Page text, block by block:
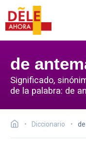
de
Significado,
de la palabra: de
Diccionario